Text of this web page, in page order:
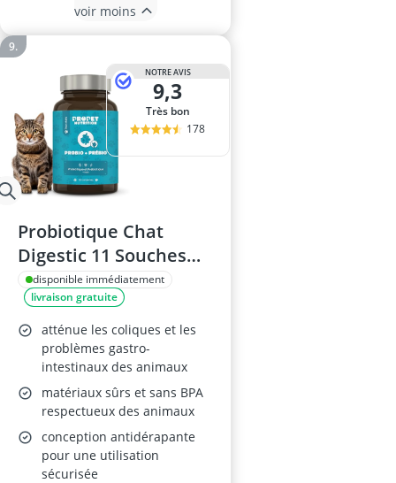
voir moins
NOTRE AVIS
9,3
Très bon
178
Probiotique Chat
Digestic 11 Souches
120 Comprimés
disponible immédiatement
livraison gratuite
atténue les coliques et les
problèmes gastro-
intestinaux des animaux
matériaux sûrs et sans BPA
respectueux des animaux
conception antidérapante
pour une utilisation
sécurisée